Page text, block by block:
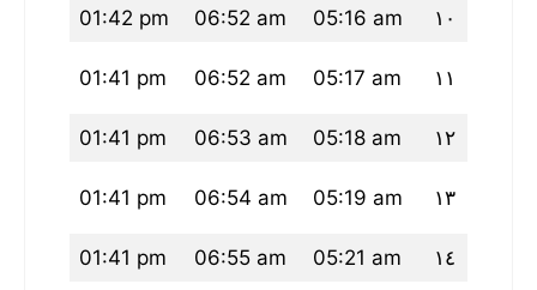
١٠ 05:16 am
06:52 am
01:42 pm
١١ 05:17 am
06:52 am
01:41 pm
١٢ 05:18 am
06:53 am
01:41 pm
١٣ 05:19 am
06:54 am
01:41 pm
١٤ 05:21 am
06:55 am
01:41 pm